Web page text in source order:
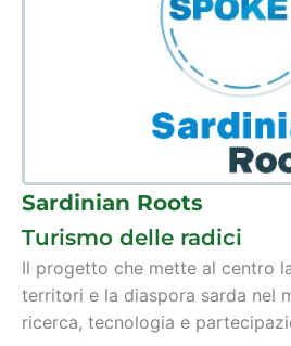
Sardinian Roots
Turismo delle radici
Il progetto che mette al centro
territori e la diaspora sarda nel
ricerca, tecnologia e